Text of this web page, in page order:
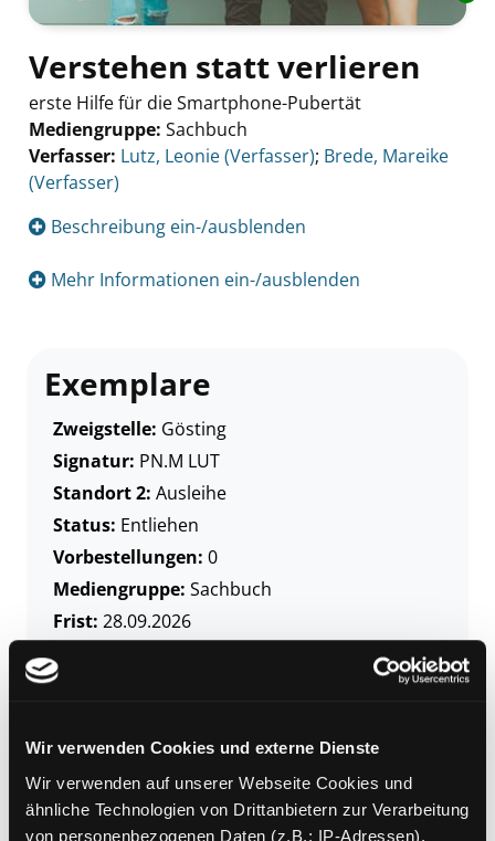
Wir verwenden Cookies und externe Dienste
Wir verwenden auf unserer Webseite Cookies und
ähnliche Technologien von Drittanbietern zur Verarbeitung
von personenbezogenen Daten (z.B.: IP-Adressen).
Verstehen statt verlieren
erste Hilfe für die Smartphone-Pubertät
Mediengruppe: Sachbuch
Verfasser: Suche nach diesem Verfasser
Lutz, Leonie (Verfasser); Brede, Mareike
(Verfasser)
Beschreibung ein-/ausblenden
Mehr Informationen ein-/ausblenden
Exemplare
Zweigstelle: Gösting
Signatur: PN.M LUT
Standort 2: Ausleihe
Status: Entliehen
Vorbestellungen: 0
Mediengruppe: Sachbuch
Frist: 28.09.2026
Standort 3:
Zweigstelle: Nord - Geidorf
Signatur:
PN.M LUT